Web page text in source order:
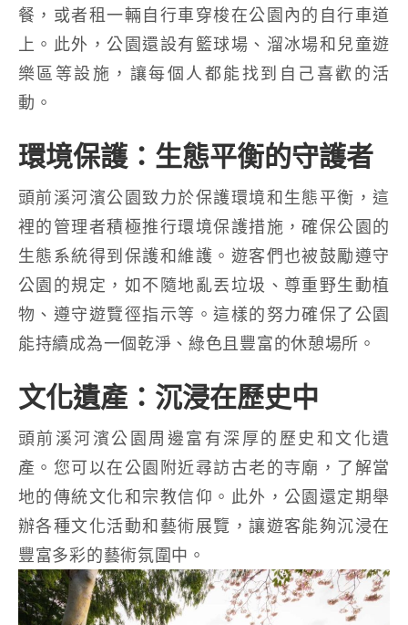
餐，或者租一輛自行車穿梭在公園內的自行車道
上。此外，公園還設有籃球場、溜冰場和兒童遊
樂區等設施，讓每個人都能找到自己喜歡的活
動。
環境保護：生態平衡的守護者
頭前溪河濱公園致力於保護環境和生態平衡，這
裡的管理者積極推行環境保護措施，確保公園的
生態系統得到保護和維護。遊客們也被鼓勵遵守
公園的規定，如不隨地亂丟垃圾、尊重野生動植
物、遵守遊覽徑指示等。這樣的努力確保了公園
能持續成為一個乾淨、綠色且豐富的休憩場所。
文化遺產：沉浸在歷史中
頭前溪河濱公園周邊富有深厚的歷史和文化遺
產。您可以在公園附近尋訪古老的寺廟，了解當
地的傳統文化和宗教信仰。此外，公園還定期舉
辦各種文化活動和藝術展覽，讓遊客能夠沉浸在
豐富多彩的藝術氛圍中。